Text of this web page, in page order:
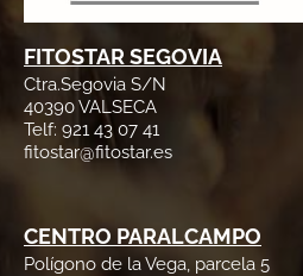
FITOSTAR SEGOVIA
Ctra.Segovia S/N
40390 VALSECA
Telf: 921 43 07 41
fitostar@fitostar.es
CENTRO PARALCAMPO
Polígono de la Vega, parcela 5